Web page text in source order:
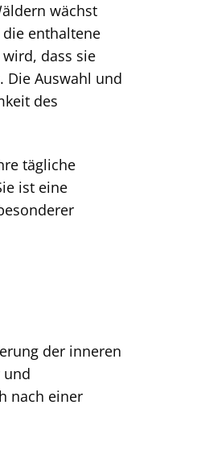
wächst
enthaltene
dass sie
Die Auswahl und
des
tägliche
ist eine
der inneren
und
nach einer